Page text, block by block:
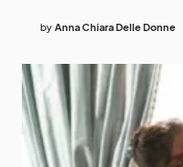
by Anna Chiara Delle Donne